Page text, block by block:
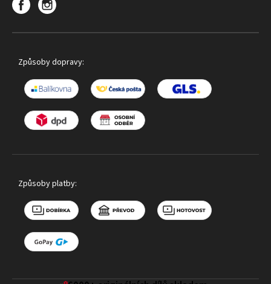
Způsoby dopravy:
Způsoby platby: